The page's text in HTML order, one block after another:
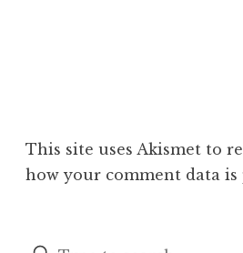
This site uses Akismet to
how your comment data is